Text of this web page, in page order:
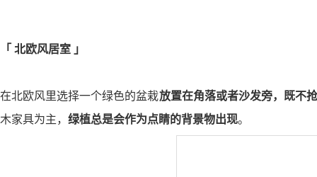
「 北欧风居室 」
在北欧风里选择一个绿色的盆栽放置在角落或者沙发旁，既不
木家具为主， 绿植总是会作为点睛的背景物出现。